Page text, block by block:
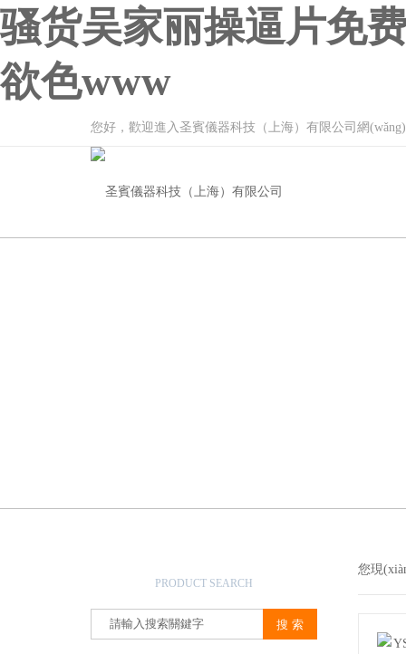
骚货吴家丽操逼片免
欲色www
您好，歡迎進入圣賓儀器科技（上海）有限公司網(wǎng)站
PRODUCT SEARCH
您現